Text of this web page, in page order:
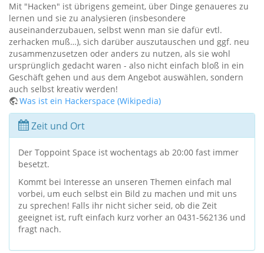
Mit "Hacken" ist übrigens gemeint, über Dinge genaueres zu
lernen und sie zu analysieren (insbesondere
auseinanderzubauen, selbst wenn man sie dafür evtl.
zerhacken muß…), sich darüber auszutauschen und ggf. neu
zusammenzusetzen oder anders zu nutzen, als sie wohl
ursprünglich gedacht waren - also nicht einfach bloß in ein
Geschäft gehen und aus dem Angebot auswählen, sondern
auch selbst kreativ werden!
Was ist ein Hackerspace (Wikipedia)
Zeit und Ort
Der Toppoint Space ist wochentags ab 20:00 fast immer
besetzt.
Kommt bei Interesse an unseren Themen einfach mal
vorbei, um euch selbst ein Bild zu machen und mit uns
zu sprechen! Falls ihr nicht sicher seid, ob die Zeit
geeignet ist, ruft einfach kurz vorher an 0431-562136 und
fragt nach.